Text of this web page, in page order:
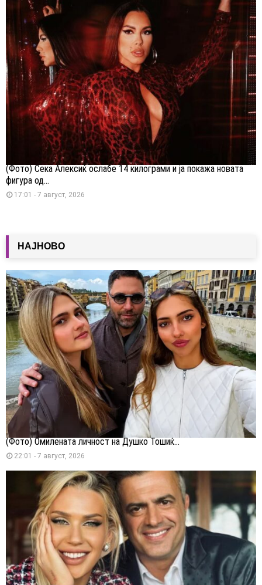
(Фото) Сека Алексиќ ослабе 14 килограми и ја покажа новата
фигура од...
17:01 - 7 август, 2026
НАЈНОВО
(Фото) Омилената личност на Душко Тошиќ...
22:01 - 7 август, 2026